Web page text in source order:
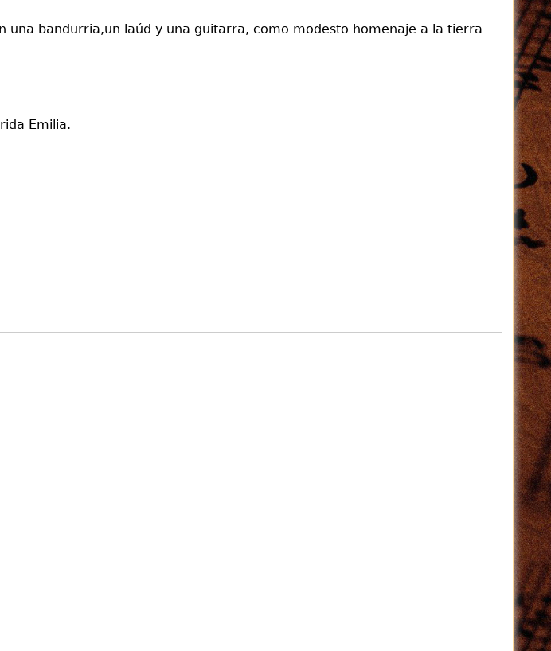
una bandurria,un laúd y una guitarra, como modesto homenaje a la tierra
Emilia.